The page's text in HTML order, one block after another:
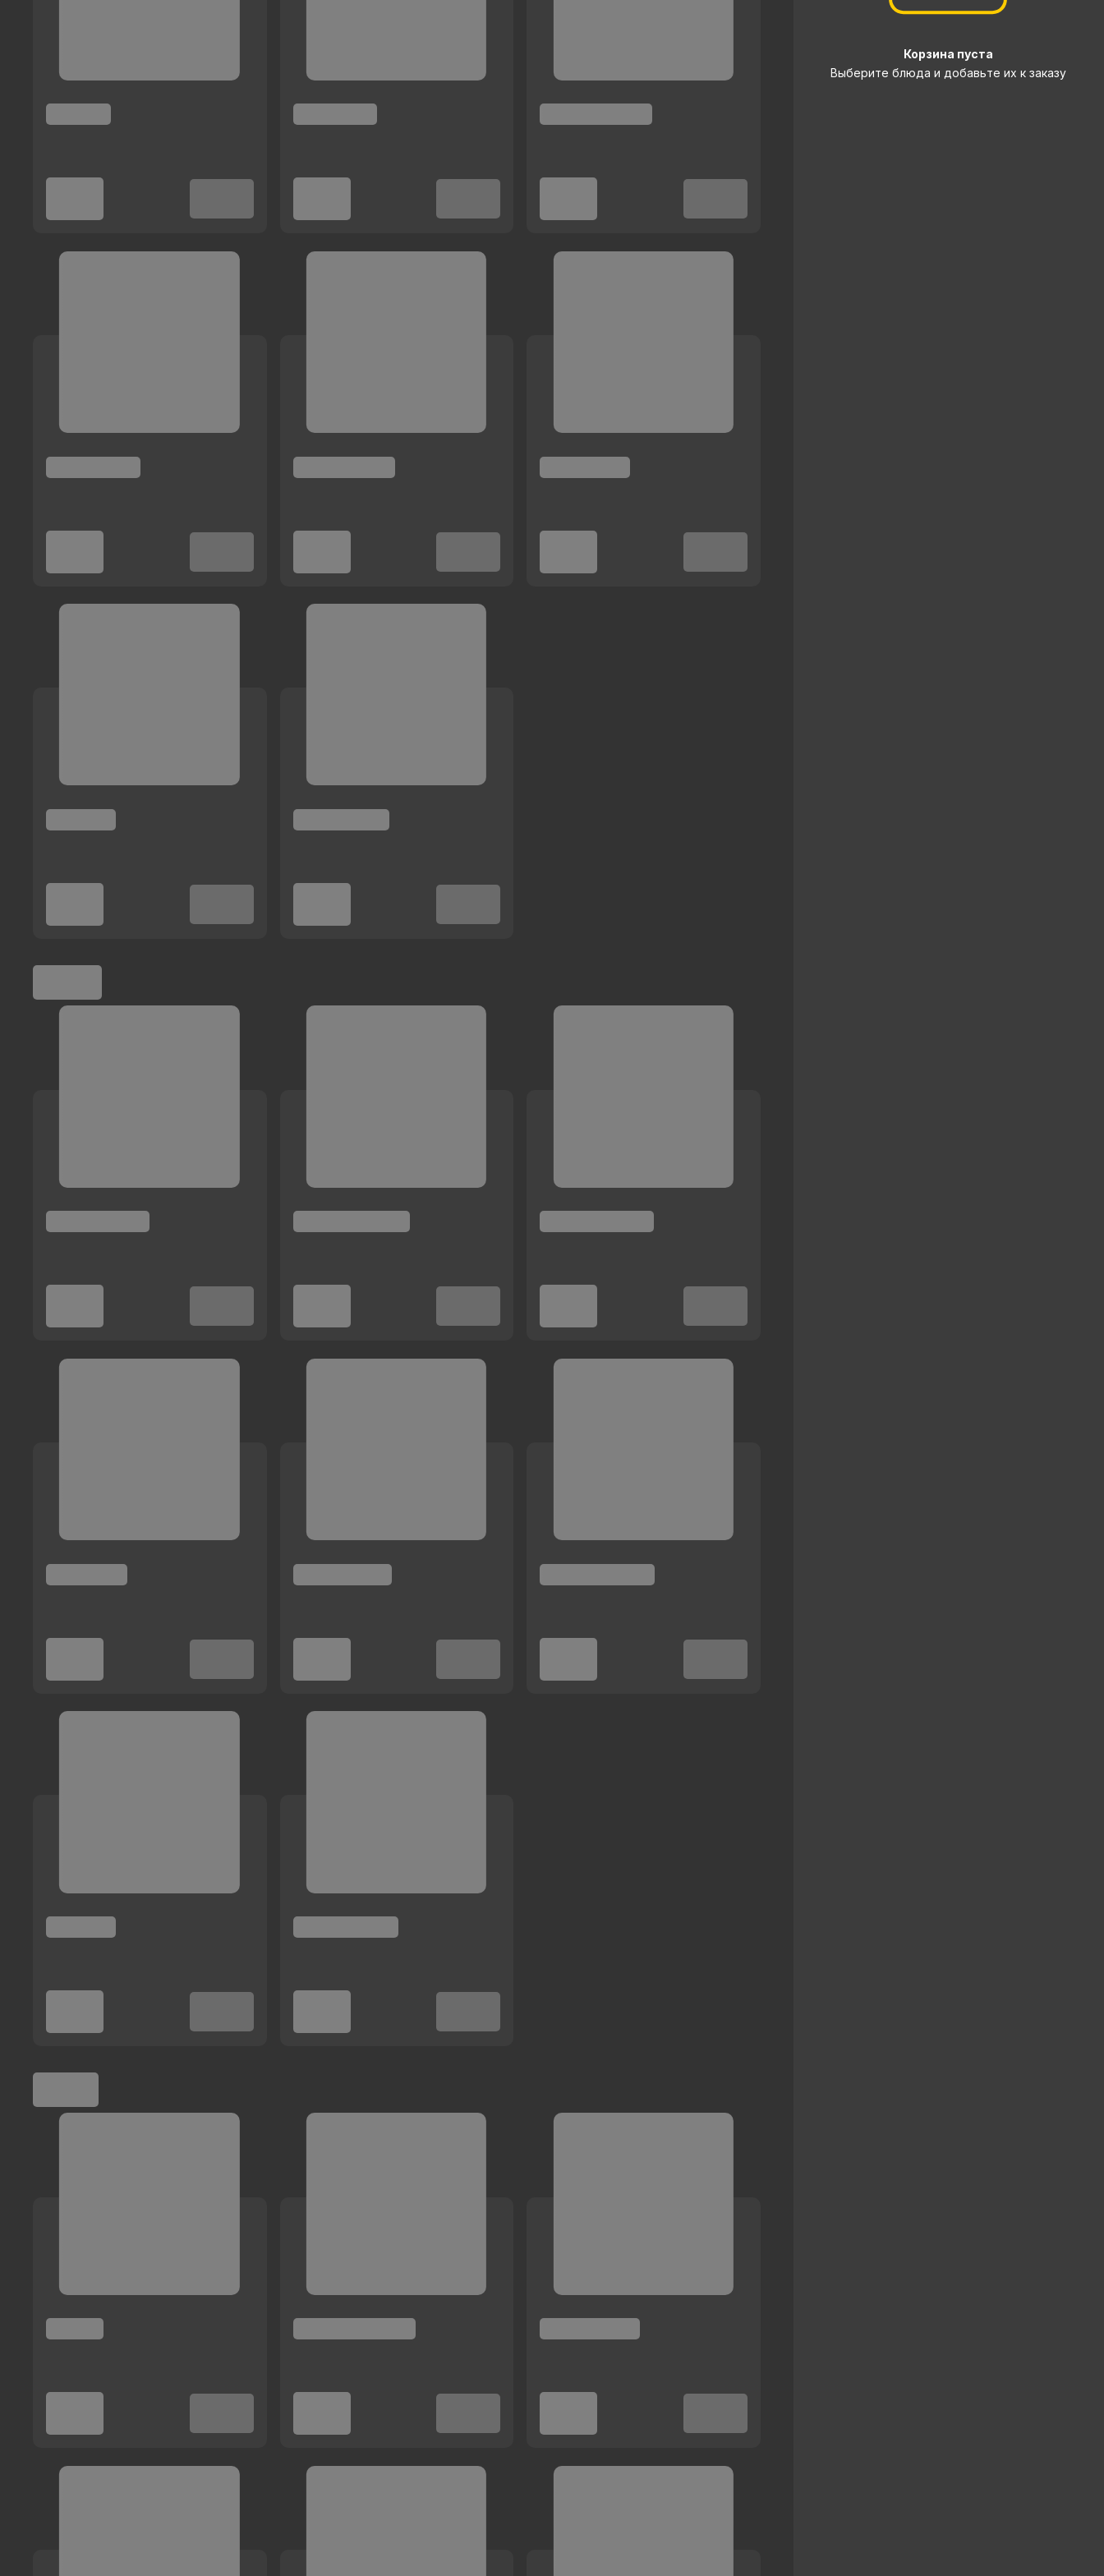
Корзина пуста
Выберите блюда и добавьте их к заказу